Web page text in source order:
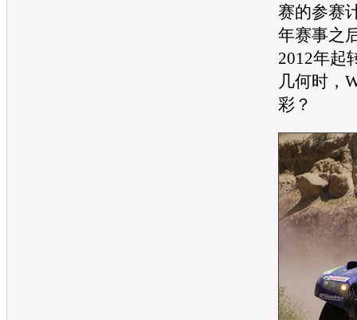
赛的参赛
年赛事之
2012年起
几何时，
彩？